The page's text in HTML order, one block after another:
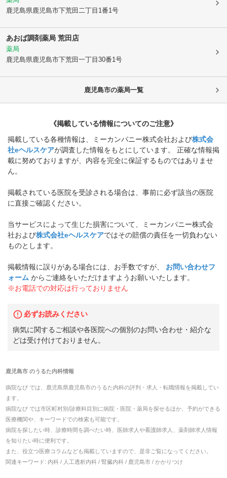
鹿児島県鹿児島市下荒田二丁目1番1号
あおば調剤薬局 荒田店
薬局
鹿児島県鹿児島市下荒田一丁目30番1号
鹿児島市の薬局一覧
《掲載している情報についてのご注意》
掲載している各種情報は、ミーカンパニー株式会社および株式会
社eヘルスケアが調査した情報をもとにしています。 正確な情報掲
載に努めておりますが、内容を完全に保証するものではありませ
ん。
掲載されている医院を受診される場合は、事前に必ず該当の医院
に直接ご確認ください。
当サービスによって生じた損害について、ミーカンパニー株式会
社および株式会社eヘルスケアではその賠償の責任を一切負わない
ものとします。
掲載情報に誤りがある場合には、お手数ですが、
お問い合わせフ
ォーム からご連絡をいただけますようお願いいたします。
※お電話での対応は行っておりません
必ずお読みください
病気に関するご相談や各医院への個別のお問い合わせ・紹介な
どは受け付けておりません。
鹿児島市のうるた内科情報
病院なび では、 鹿児島県鹿児島市のうるた内科の評判・求人・転職情報を掲載してい
ます。
病院なび では市区町村別/診療科目別に病院・医院・薬局を探せるほか、予約ができる
医療機関や、キーワードでの検索も可能です。
病院を探したい時、診療時間を調べたい時、医師求人や看護師求人、薬剤師求人情報
を知りたい時に便利です。
また、役立つ医療コラムなども掲載していますので、是非ご覧になってください。
関連キーワード: 内科 / 人工透析内科 / 腎臓内科 / 鹿児島市 / かかりつけ